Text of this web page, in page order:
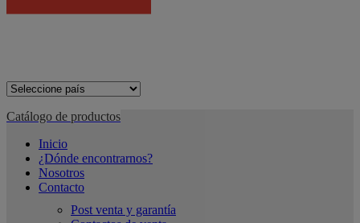
Catálogo de productos
Inicio
¿Dónde encontrarnos?
Nosotros
Contacto
Post venta y garantía